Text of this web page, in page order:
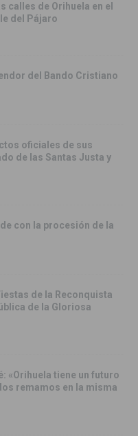
calles de Orihuela en el
del Pájaro
del Bando Cristiano
oficiales de sus
de las Santas Justa y
con la procesión de la
de la Reconquista
de la Gloriosa
«Orihuela tiene un futuro
remamos en la misma